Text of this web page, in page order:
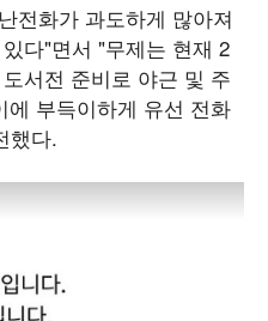
전화가 과도하게 많아져
다"면서 "무제는 현재 2
서전 준비로 야근 및 주
부득이하게 유선 전화
했다.